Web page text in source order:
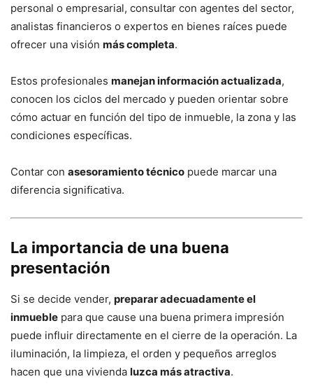
personal o empresarial, consultar con agentes del sector,
analistas financieros o expertos en bienes raíces puede
ofrecer una visión más completa.
Estos profesionales manejan información actualizada,
conocen los ciclos del mercado y pueden orientar sobre
cómo actuar en función del tipo de inmueble, la zona y las
condiciones específicas.
Contar con asesoramiento técnico puede marcar una
diferencia significativa.
La importancia de una buena
presentación
Si se decide vender, preparar adecuadamente el
inmueble para que cause una buena primera impresión
puede influir directamente en el cierre de la operación. La
iluminación, la limpieza, el orden y pequeños arreglos
hacen que una vivienda luzca más atractiva.